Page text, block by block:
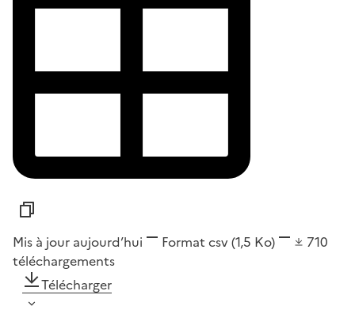
Mis à jour aujourd’hui Format csv(1,5 Ko)
710
téléchargements
Télécharger